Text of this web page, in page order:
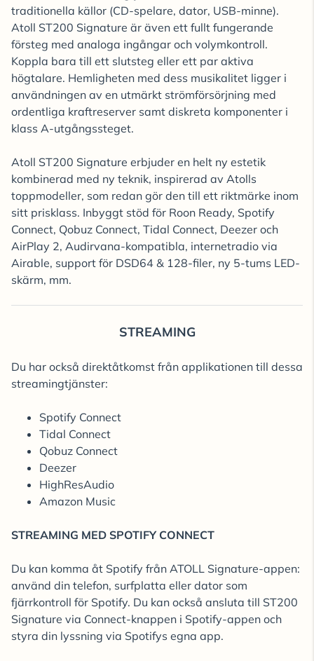
traditionella källor (CD-spelare, dator, USB-minne).
Atoll ST200 Signature är även ett fullt fungerande
försteg med analoga ingångar och volymkontroll.
Koppla bara till ett slutsteg eller ett par aktiva
högtalare. Hemligheten med dess musikalitet ligger i
användningen av en utmärkt strömförsörjning med
ordentliga kraftreserver samt diskreta komponenter i
klass A-utgångssteget.
Atoll ST200 Signature erbjuder en helt ny estetik
kombinerad med ny teknik, inspirerad av Atolls
toppmodeller, som redan gör den till ett riktmärke inom
sitt prisklass. Inbyggt stöd för Roon Ready, Spotify
Connect, Qobuz Connect, Tidal Connect, Deezer och
AirPlay 2, Audirvana-kompatibla, internetradio via
Airable, support för DSD64 & 128-filer, ny 5-tums LED-
skärm, mm.
STREAMING
Du har också direktåtkomst från applikationen till dessa
streamingtjänster:
Spotify Connect
Tidal Connect
Qobuz Connect
Deezer
HighResAudio
Amazon Music
STREAMING MED SPOTIFY CONNECT
Du kan komma åt Spotify från ATOLL Signature-appen:
använd din telefon, surfplatta eller dator som
fjärrkontroll för Spotify. Du kan också ansluta till ST200
Signature via Connect-knappen i Spotify-appen och
styra din lyssning via Spotifys egna app.